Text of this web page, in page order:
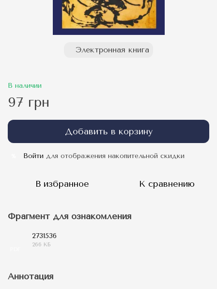
Электронная книга
В наличии
97 грн
Добавить в корзину
Войти для отображения накопительной скидки
В избранное К сравнению
Фрагмент для ознакомления
2731536
266 КБ
Аннотация